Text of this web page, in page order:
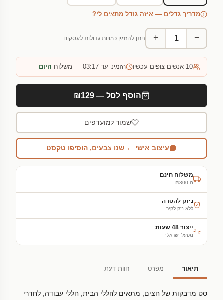
מדריך גדלים — איזה גודל מתאים לי?
−
+ ניתן להזמין כמויות גדולות לעסקים
10 אנשים צופים עכשיו הזמינו עד 03:17 — משלוח היום
הוסף לסל — ₪129
שמור למועדפים
עיצוב אישי ← שנו צבעים, הוסיפו טקסט
משלוח חינם
מ-₪300
ניתן להסרה
ללא נזק לקיר
ייצור 48 שעות
מפעל ישראלי
תיאור מפרט חוות דעת
סט מדבקות של חצים, מתאים לחללי הבית, חללי עבודה, לחדרי